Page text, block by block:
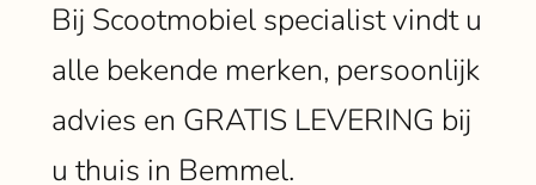
Bij Scootmobiel specialist vindt u
alle bekende merken, persoonlijk
advies en GRATIS LEVERING bij
u thuis in Bemmel.